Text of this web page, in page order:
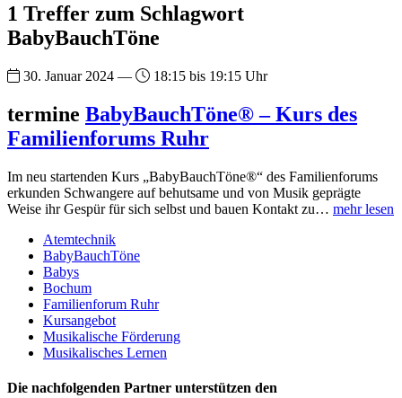
1 Treffer zum Schlagwort
BabyBauchTöne
30. Januar 2024 — 18:15 bis 19:15 Uhr
termine BabyBauchTöne® – Kurs des
Familienforums Ruhr
Im neu startenden Kurs „BabyBauchTöne®“ des Familienforums
erkunden Schwangere auf behutsame und von Musik geprägte
Weise ihr Gespür für sich selbst und bauen Kontakt zu… mehr lesen
Atemtechnik
BabyBauchTöne
Babys
Bochum
Familienforum Ruhr
Kursangebot
Musikalische Förderung
Musikalisches Lernen
Die nachfolgenden Partner unterstützen den